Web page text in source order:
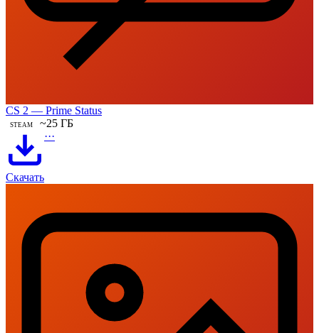
CS 2 — Prime Status
STEAM ~25 ГБ
Скачать
···